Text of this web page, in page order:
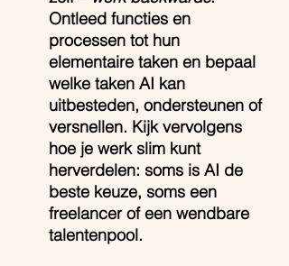
Ontleed functies en
processen tot hun
elementaire taken en bepaal
welke taken AI kan
uitbesteden, ondersteunen of
versnellen. Kijk vervolgens
hoe je werk slim kunt
herverdelen: soms is AI de
beste keuze, soms een
freelancer of een wendbare
talentenpool.